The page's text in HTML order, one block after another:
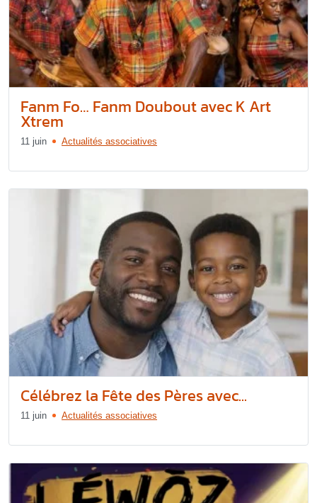
Fanm Fo… Fanm Doubout avec K Art
Xtrem
11 juin Actualités associatives
Célébrez la Fête des Pères avec...
11 juin Actualités associatives